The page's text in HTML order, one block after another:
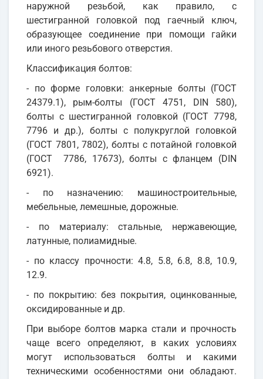
наружной резьбой, как правило, с
шестигранной головкой под гаечный ключ,
образующее соединение при помощи гайки
или иного резьбового отверстия.
Классификация болтов:
- по форме головки: анкерные болты (ГОСТ
24379.1), рым-болты (ГОСТ 4751, DIN 580),
болты с шестигранной головкой (ГОСТ 7798,
7796 и др.), болты с полукруглой головкой
(ГОСТ 7801, 7802), болты с потайной головкой
(ГОСТ 7786, 17673), болты с фланцем (DIN
6921).
- по назначению: машиностроительные,
мебельные, лемешные, дорожные.
- по материалу: стальные, нержавеющие,
латунные, полиамидные.
- по классу прочности: 4.8, 5.8, 6.8, 8.8, 10.9,
12.9.
- по покрытию: без покрытия, оцинкованные,
оксидированные и др.
При выборе болтов марка стали и прочность
чаще всего определяют, в каких условиях
могут использоваться болты и какими
техническими особенностями они обладают.